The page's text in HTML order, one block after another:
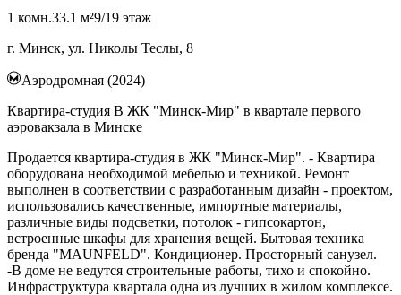
1 комн.33.1 м²9/19 этаж
г. Минск, ул. Николы Теслы, 8
Аэродромная (2024)
Квартира-студия В ЖК "Минск-Мир" в квартале первого
аэровакзала в Минске
Продается квартира-студия в ЖК "Минск-Мир". - Квартира
оборудована необходимой мебелью и техникой. Ремонт
выполнен в соответствии с разработанным дизайн - проектом,
использовались качественные, импортные материалы,
различные виды подсветки, потолок - гипсокартон,
встроенные шкафы для хранения вещей. Бытовая техника
бренда "MAUNFELD". Кондиционер. Просторный санузел.
-В доме не ведутся строительные работы, тихо и спокойно.
Инфраструктура квартала одна из лучших в жилом комплексе.